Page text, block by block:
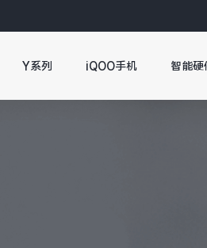
Y系列 iQOO手机 智能硬